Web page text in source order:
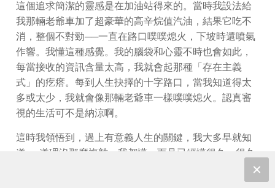
這個追求簡潔的靈感是在加油站得來的。當時我設法給
我那輛老爺車加了超豪華的高辛烷值汽油，結果它吃不
消，整個不對勁──一直在路口噗噗熄火，下坡時還噴氣
作響。我懂這種感覺。我的腦袋和心靈不時也會如此，
每當接收的資訊含量太高，我就會起那種「存在主義
式」的疙瘩。每到人生抉擇的十字路口，當我知道得太
多或太少，我就會像那輛老爺車一樣噗噗熄火。認真審
視的生活可不是納涼啊。
這時我領悟到，過上有意義人生的關鍵，我大多早就知
道──道理沒那麼複雜，我都懂，而且已經懂很久、很久